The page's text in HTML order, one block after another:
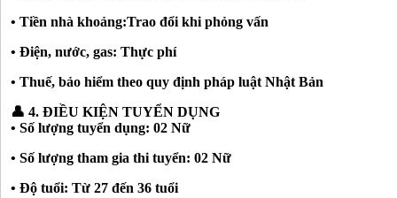
• Tiền nhà khoảng:Trao đổi khi phỏng vấn
• Điện, nước, gas: Thực phí
• Thuế, bảo hiểm theo quy định pháp luật Nhật Bản
👤 4. ĐIỀU KIỆN TUYỂN DỤNG
• Số lượng tuyển dụng: 02 Nữ
• Số lượng tham gia thi tuyển: 02 Nữ
• Độ tuổi: Từ 27 đến 36 tuổi